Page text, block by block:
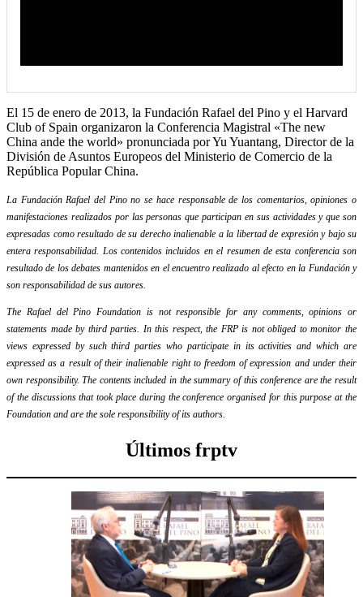
El 15 de enero de 2013, la Fundación Rafael del Pino y el Harvard
Club of Spain organizaron la Conferencia Magistral «The new
China ande the world» pronunciada por Yu Yuantang, Director de la
División de Asuntos Europeos del Ministerio de Comercio de la
República Popular China.
La Fundación Rafael del Pino no se hace responsable de los comentarios, opiniones o
manifestaciones realizados por las personas que participan en sus actividades y que son
expresadas como resultado de su derecho inalienable a la libertad de expresión y bajo su
entera responsabilidad. Los contenidos incluidos en el resumen de esta conferencia son
resultado de los debates mantenidos en el encuentro realizado al efecto en la Fundación y
son responsabilidad de sus autores.
The Rafael del Pino Foundation is not responsible for any comments, opinions or
statements made by third parties. In this respect, the FRP is not obliged to monitor the
views expressed by such third parties who participate in its activities and which are
expressed as a result of their inalienable right to freedom of expression and under their
own responsibility. The contents included in the summary of this conference are the result
of the discussions that took place during the conference organised for this purpose at the
Foundation and are the sole responsibility of its authors.
Últimos frptv